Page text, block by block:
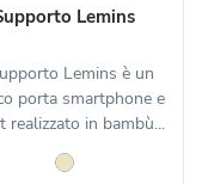
Lemins
Lemins è un
porta smartphone e
realizzato in bambù...